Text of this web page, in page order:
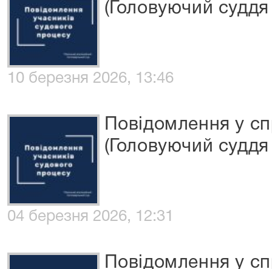
(Головуючий
10 березня 2026, 13:46
Повідомлення у
(Головуючий
04 березня 2026, 12:31
Повідомлення у